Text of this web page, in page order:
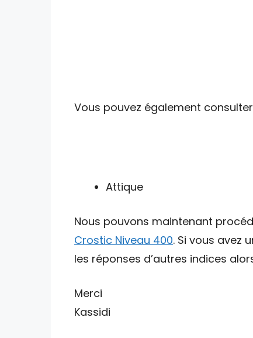
Vous pouvez également
Attique
Nous pouvons maintenant
Crostic Niveau 400. Si vous avez
les réponses d’autres indices
Merci
Kassidi